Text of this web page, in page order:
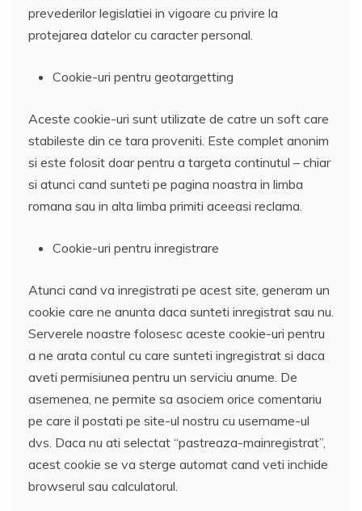
prevederilor legislatiei in vigoare cu privire la
protejarea datelor cu caracter personal.
Cookie-uri pentru geotargetting
Aceste cookie-uri sunt utilizate de catre un soft care
stabileste din ce tara proveniti. Este complet anonim
si este folosit doar pentru a targeta continutul – chiar
si atunci cand sunteti pe pagina noastra in limba
romana sau in alta limba primiti aceeasi reclama.
Cookie-uri pentru inregistrare
Atunci cand va inregistrati pe acest site, generam un
cookie care ne anunta daca sunteti inregistrat sau nu.
Serverele noastre folosesc aceste cookie-uri pentru
a ne arata contul cu care sunteti ingregistrat si daca
aveti permisiunea pentru un serviciu anume. De
asemenea, ne permite sa asociem orice comentariu
pe care il postati pe site-ul nostru cu username-ul
dvs. Daca nu ati selectat “pastreaza-mainregistrat”,
acest cookie se va sterge automat cand veti inchide
browserul sau calculatorul.